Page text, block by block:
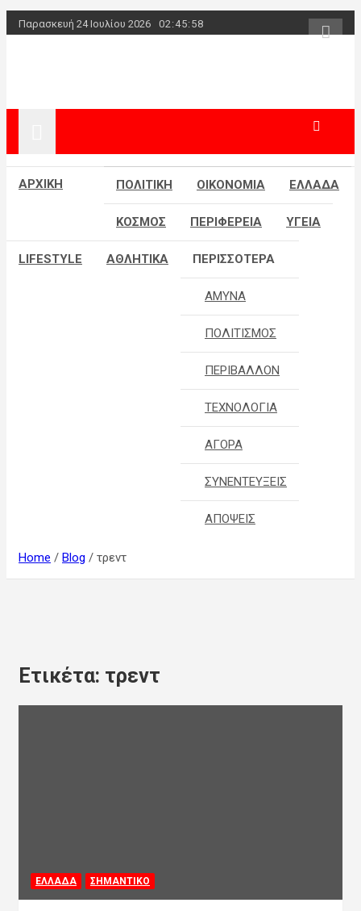
Skip
to
Παρασκευή 24 Ιουλίου 2026 02:45:58
ΑΡΧΙΚΗ ΠΟΛΙΤΙΚΗ ΟΙΚΟΝΟΜΙΑ ΕΛΛΑΔΑ
ΚΟΣΜΟΣ ΠΕΡΙΦΕΡΕΙΑ ΥΓΕΙΑ
LIFESTYLE ΑΘΛΗΤΙΚΑ ΠΕΡΙΣΣΟΤΕΡΑ
ΑΜΥΝΑ
ΠΟΛΙΤΙΣΜΟΣ
ΠΕΡΙΒΑΛΛΟΝ
ΤΕΧΝΟΛΟΓΙΑ
ΑΓΟΡΑ
ΣΥΝΕΝΤΕΥΞΕΙΣ
ΑΠΟΨΕΙΣ
Home Blog τρεντ
Ετικέτα: τρεντ
ΕΛΛΑΔΑ ΣΗΜΑΝΤΙΚΟ